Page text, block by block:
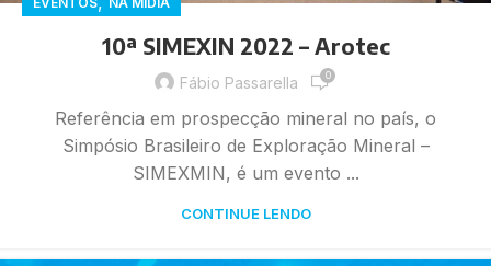
10ª SIMEXIN 2022 – Arotec
Fábio Passarella 0
Referência em prospecção mineral no país, o
Simpósio Brasileiro de Exploração Mineral –
SIMEXMIN, é um evento ...
CONTINUE LENDO